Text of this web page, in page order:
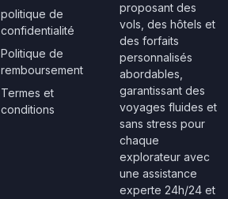
politique de
confidentialité
Politique de
remboursement
Termes et
conditions
proposant des
vols, des hôtels et
des forfaits
personnalisés
abordables,
garantissant des
voyages fluides et
sans stress pour
chaque
explorateur avec
une assistance
experte 24h/24 et